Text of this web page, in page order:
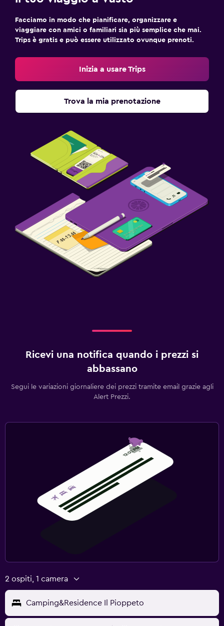
Facciamo in modo che pianificare, organizzare e
viaggiare con amici o familiari sia più semplice che mai.
Trips è gratis e può essere utilizzato ovunque prenoti.
Inizia a usare Trips
Trova la mia prenotazione
Ricevi una notifica quando i prezzi si
abbassano
Segui le variazioni giornaliere dei prezzi tramite email grazie agli
Alert Prezzi.
2 ospiti, 1 camera
Camping&Residence Il Pioppeto